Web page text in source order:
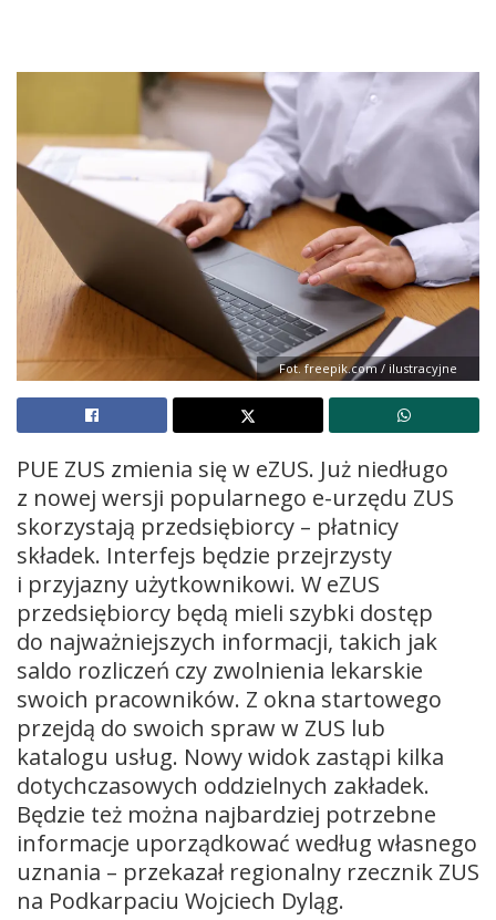
Fot. freepik.com / ilustracyjne
PUE ZUS zmienia się w eZUS. Już niedługo
z nowej wersji popularnego e-urzędu ZUS
skorzystają przedsiębiorcy – płatnicy
składek. Interfejs będzie przejrzysty
i przyjazny użytkownikowi. W eZUS
przedsiębiorcy będą mieli szybki dostęp
do najważniejszych informacji, takich jak
saldo rozliczeń czy zwolnienia lekarskie
swoich pracowników. Z okna startowego
przejdą do swoich spraw w ZUS lub
katalogu usług. Nowy widok zastąpi kilka
dotychczasowych oddzielnych zakładek.
Będzie też można najbardziej potrzebne
informacje uporządkować według własnego
uznania – przekazał regionalny rzecznik ZUS
na Podkarpaciu Wojciech Dyląg.